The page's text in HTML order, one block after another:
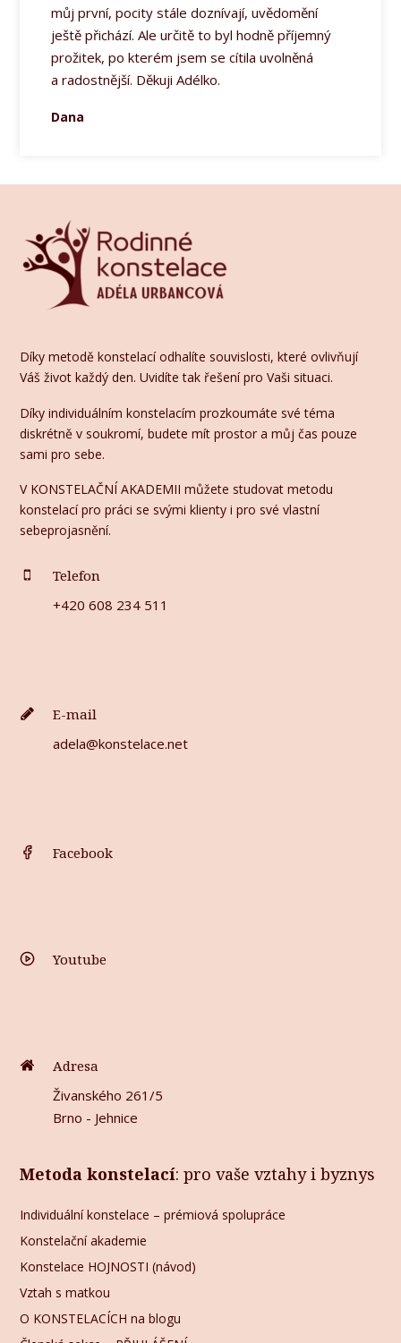
můj první, pocity stále doznívají, uvědomění
ještě přichází. Ale určitě to byl hodně příjemný
prožitek, po kterém jsem se cítila uvolněná
a radostnější. Děkuji Adélko.
Dana
Díky metodě konstelací odhalíte souvislosti, které ovlivňují
Váš život každý den. Uvidíte tak řešení pro Vaši situaci.
Díky individuálním konstelacím prozkoumáte své téma
diskrétně v soukromí, budete mít prostor a můj čas pouze
sami pro sebe.
V KONSTELAČNÍ AKADEMII můžete studovat metodu
konstelací pro práci se svými klienty i pro své vlastní
sebeprojasnění.
Telefon
+420 608 234 511
E-mail
adela@konstelace.net
Facebook
Youtube
Adresa
Živanského 261/5
Brno - Jehnice
Metoda konstelací: pro vaše vztahy i byznys
Individuální konstelace – prémiová spolupráce
Konstelační akademie
Konstelace HOJNOSTI (návod)
Vztah s matkou
O KONSTELACÍCH na blogu